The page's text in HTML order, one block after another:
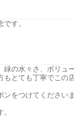
す。
の水々さ、ボリュ
とても丁寧でこの
をつけてください